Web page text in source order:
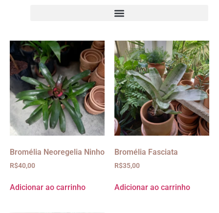
Bromélia Neoregelia Ninho
R$40,00
Adicionar ao carrinho
Bromélia Fasciata
R$35,00
Adicionar ao carrinho